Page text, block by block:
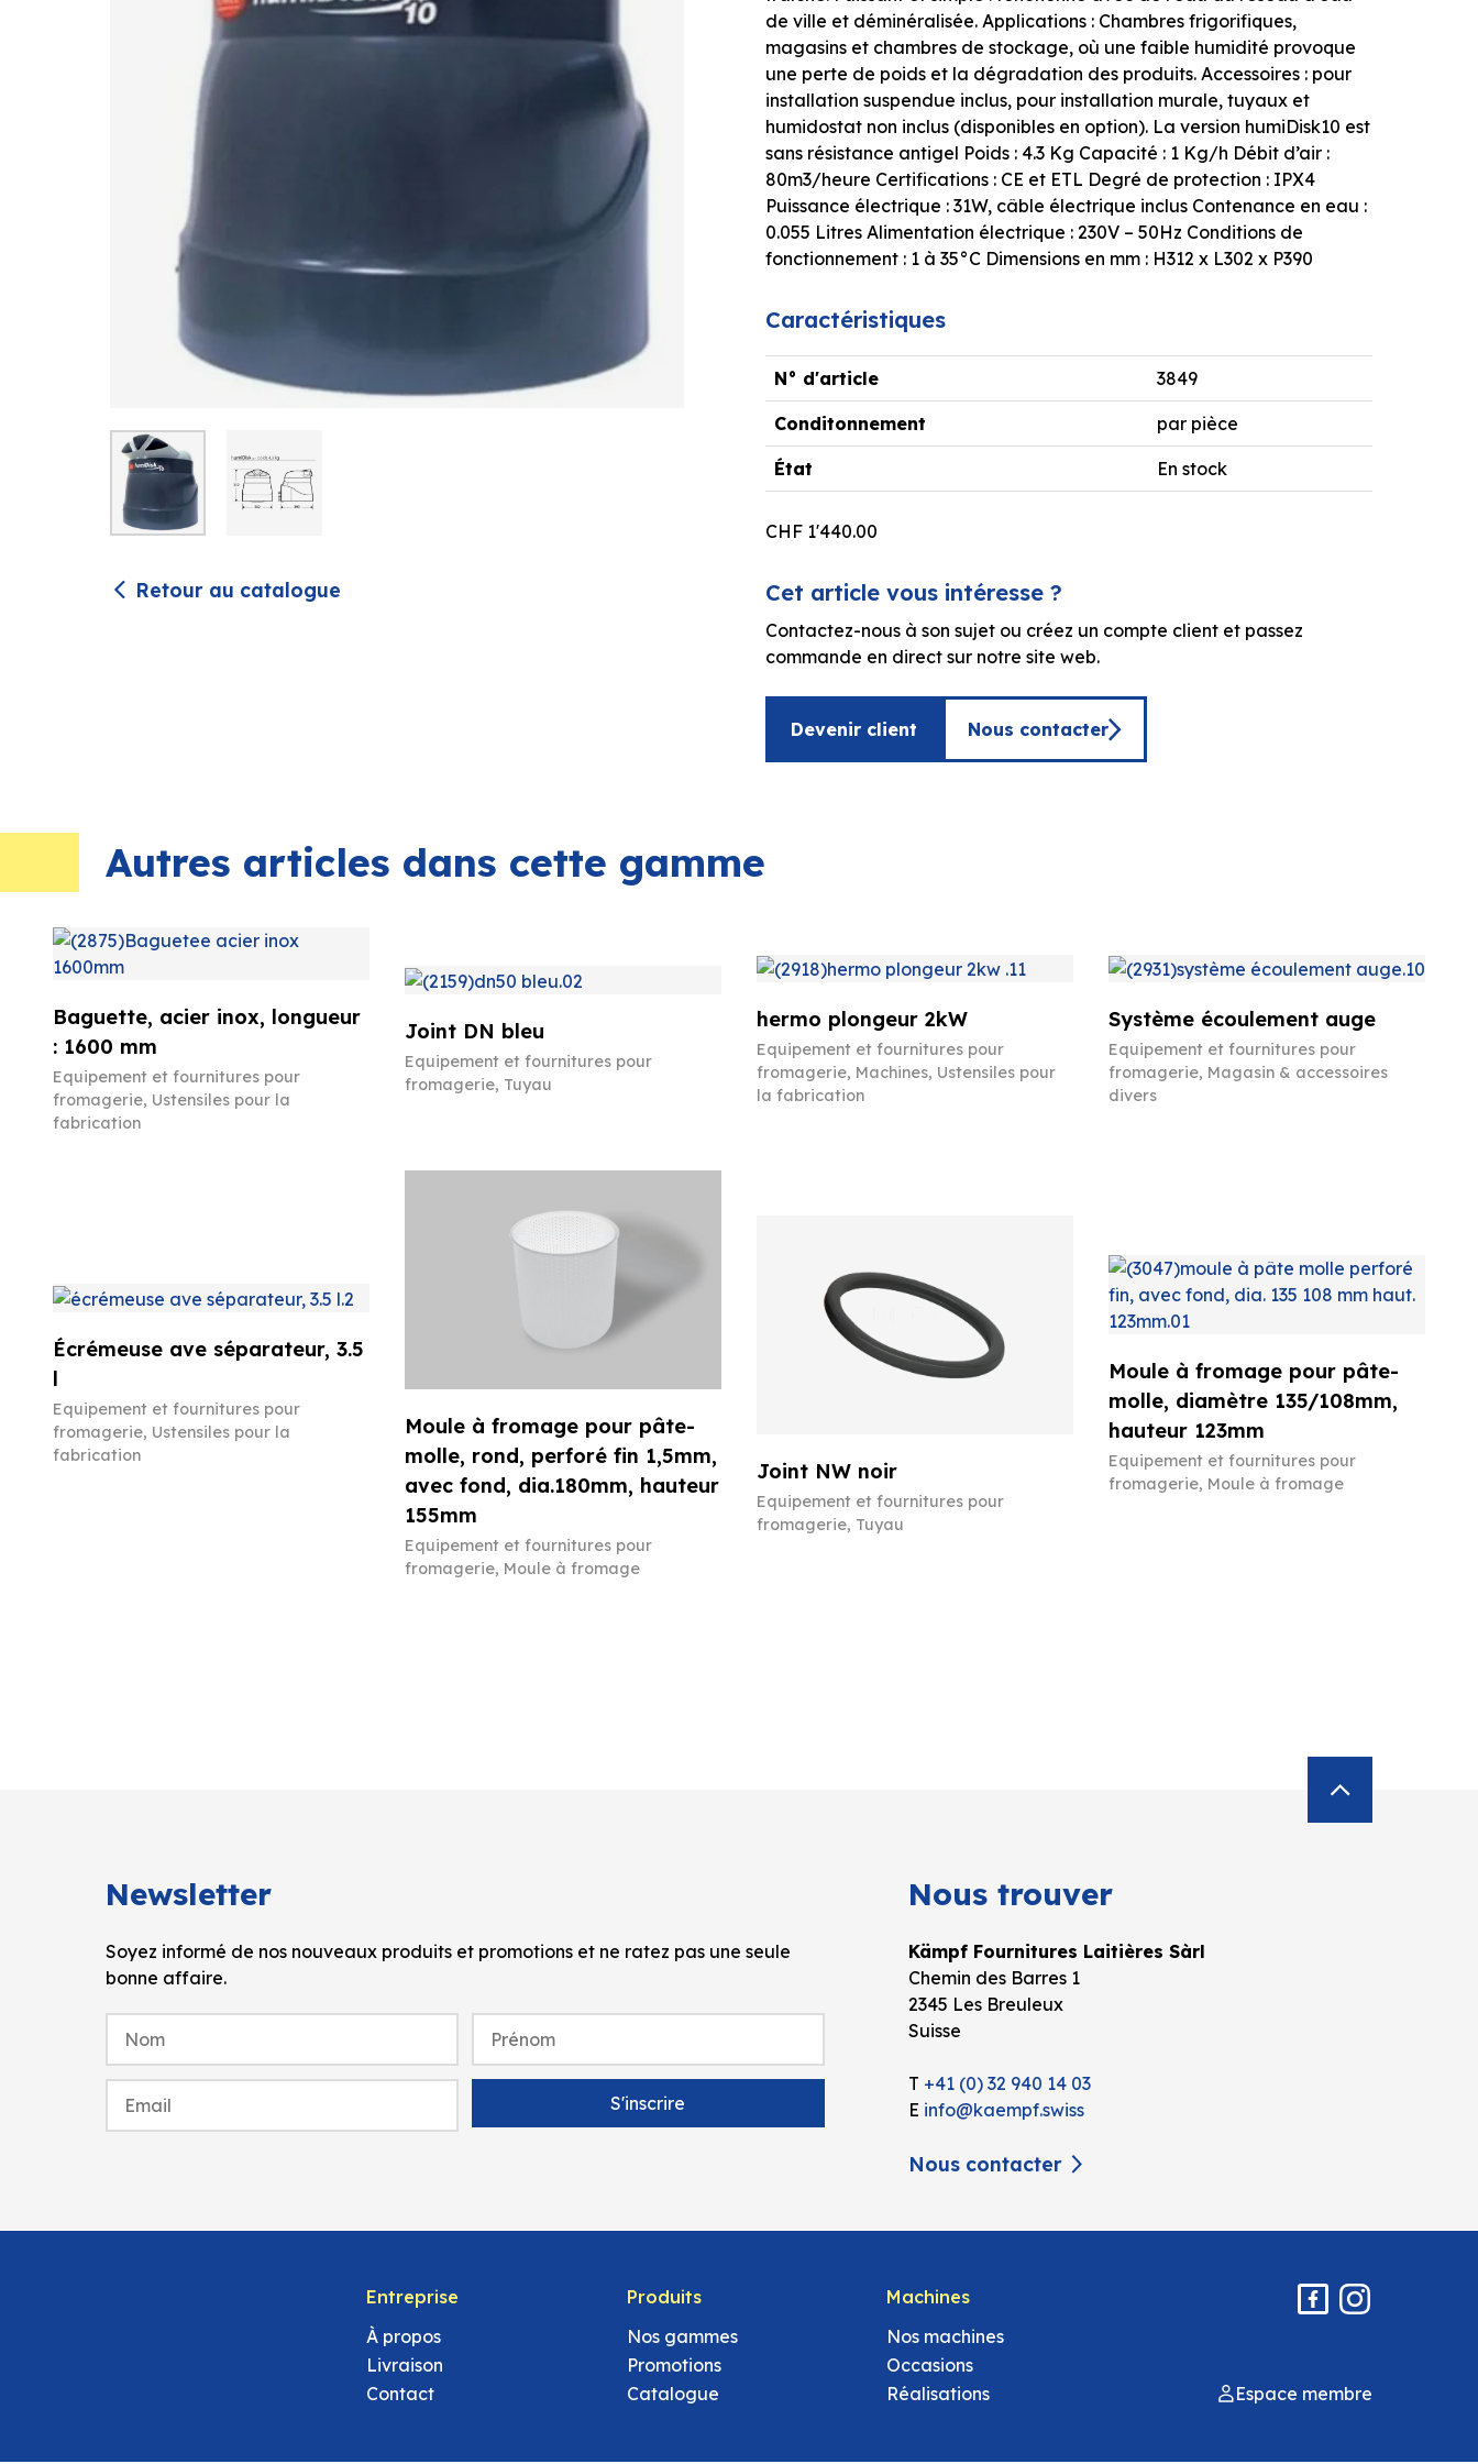
Retour au catalogue
de ville et déminéralisée. Applications : Chambres frigorifiques,
magasins et chambres de stockage, où une faible humidité provoque
une perte de poids et la dégradation des produits. Accessoires : pour
installation suspendue inclus, pour installation murale, tuyaux et
humidostat non inclus (disponibles en option). La version humiDisk10 est
sans résistance antigel Poids : 4.3 Kg Capacité : 1 Kg/h Débit d’air :
80m3/heure Certifications : CE et ETL Degré de protection : IPX4
Puissance électrique : 31W, câble électrique inclus Contenance en eau :
0.055 Litres Alimentation électrique : 230V – 50Hz Conditions de
fonctionnement : 1 à 35°C Dimensions en mm : H312 x L302 x P390
Caractéristiques
N° d'article 3849
Conditonnement par pièce
État En stock
CHF 1'440.00
Cet article vous intéresse ?
Contactez-nous à son sujet ou créez un compte client et passez
commande en direct sur notre site web.
Devenir client Nous contacter
Autres articles dans cette gamme
Baguette, acier inox, longueur
: 1600 mm
Equipement et fournitures pour
fromagerie, Ustensiles pour la
fabrication
Joint DN bleu
Equipement et fournitures pour
fromagerie, Tuyau
hermo plongeur 2kW
Equipement et fournitures pour
fromagerie, Machines, Ustensiles pour
la fabrication
Système écoulement auge
Equipement et fournitures pour
fromagerie, Magasin & accessoires
divers
Écrémeuse ave séparateur, 3.5
l
Equipement et fournitures pour
fromagerie, Ustensiles pour la
fabrication
Moule à fromage pour pâte-
molle, rond, perforé fin 1,5mm,
avec fond, dia.180mm, hauteur
155mm
Equipement et fournitures pour
fromagerie, Moule à fromage
Joint NW noir
Equipement et fournitures pour
fromagerie, Tuyau
Moule à fromage pour pâte-
molle, diamètre 135/108mm,
hauteur 123mm
Equipement et fournitures pour
fromagerie, Moule à fromage
Newsletter
Soyez informé de nos nouveaux produits et promotions et ne ratez pas une seule
bonne affaire.
Nous trouver
Kämpf Fournitures Laitières Sàrl
Chemin des Barres 1
2345 Les Breuleux
Suisse
T +41 (0) 32 940 14 03
E info@kaempf.swiss
Nous contacter
Entreprise
À propos
Livraison
Contact
Produits
Nos gammes
Promotions
Catalogue
Machines
Nos machines
Occasions
Réalisations
Espace membre